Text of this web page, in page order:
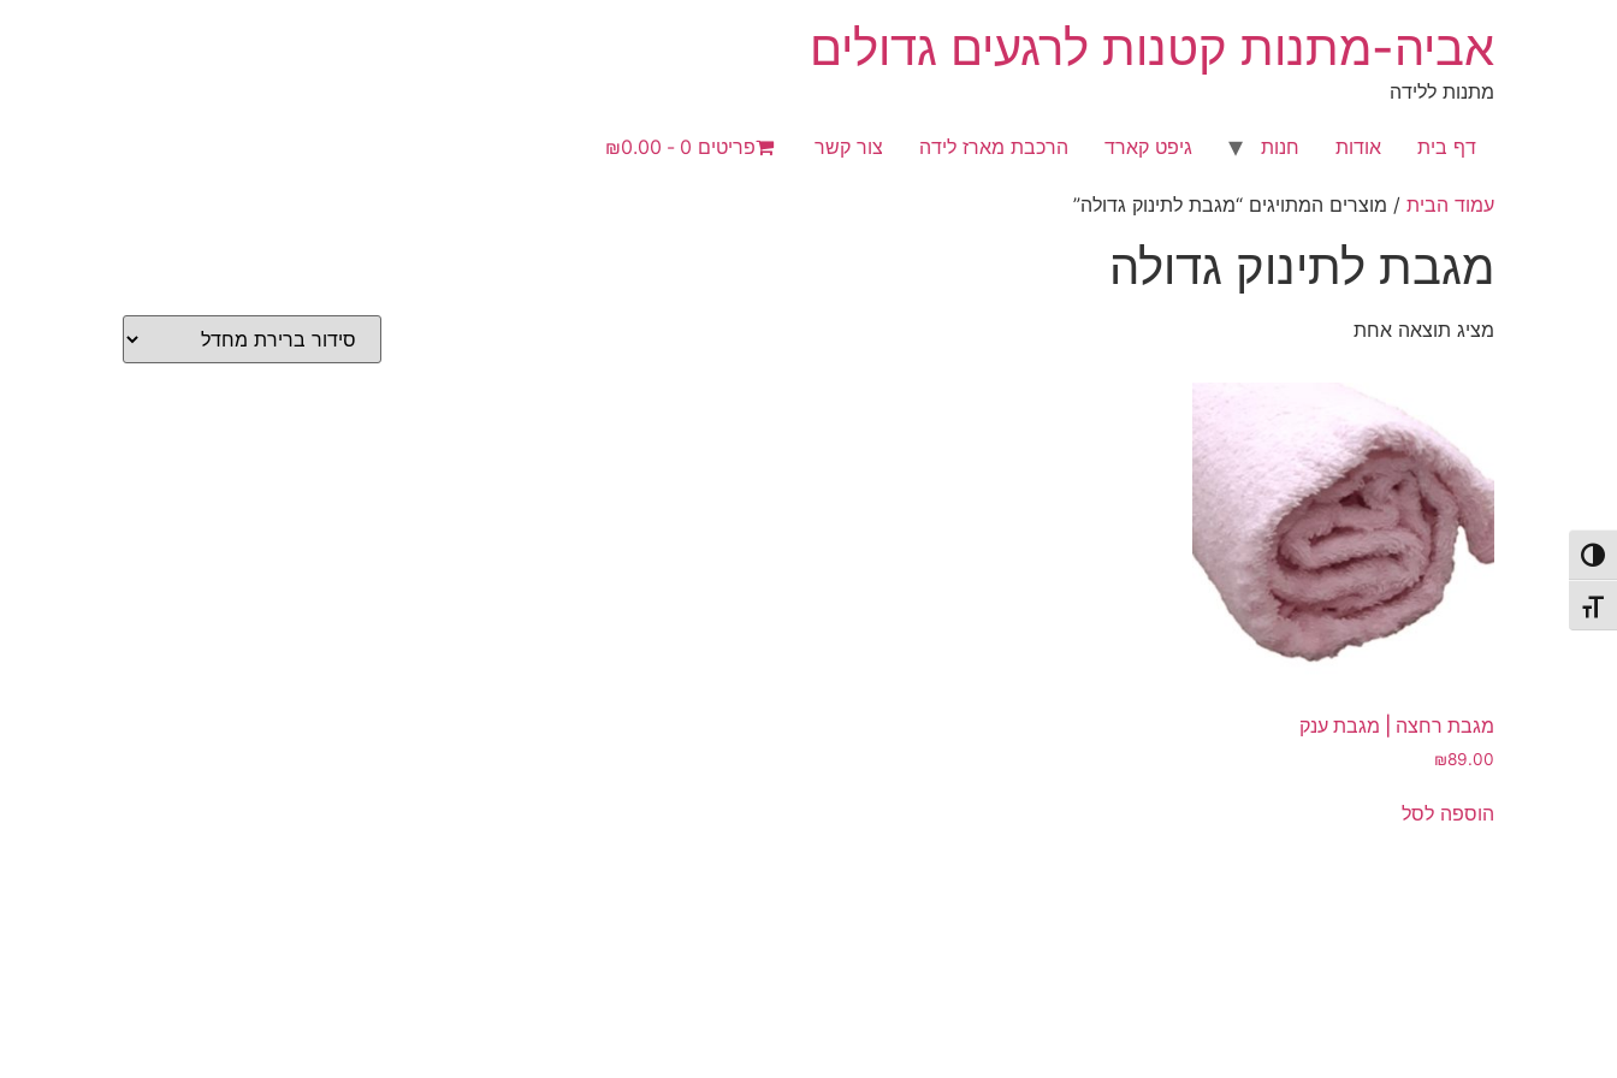
הפעל/כבה ניגודיות גבוהה
מתג גודל גופן
אביה-מתנות קטנות לרגעים גדולים
מתנות ללידה
דף בית אודות חנות גיפט קארד הרכבת מארז לידה צור קשר פריטים 0 ₪0.00
עמוד הבית / מוצרים המתויגים “מגבת לתינוק גדולה”
מגבת לתינוק גדולה
מציג תוצאה אחת
מגבת רחצה | מגבת ענק
₪89.00
הוספה לסל